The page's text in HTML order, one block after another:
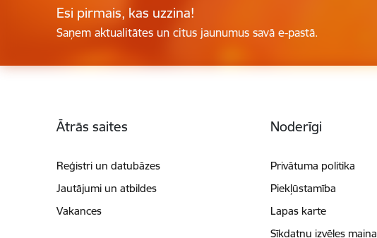
Esi pirmais, kas uzzina!
Saņem aktualitātes un citus jaunumus savā e-pastā.
Ātrās saites
Reģistri un datubāzes
Jautājumi un atbildes
Vakances
Noderīgi
Privātuma politika
Piekļūstamība
Lapas karte
Sīkdatņu izvēles maiņa